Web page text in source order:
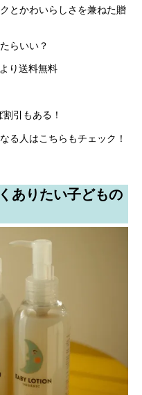
とかわいらしさを兼ねた贈
らいい？
り送料無料
引もある！
る人はこちらもチェック！
ありたい子どもの